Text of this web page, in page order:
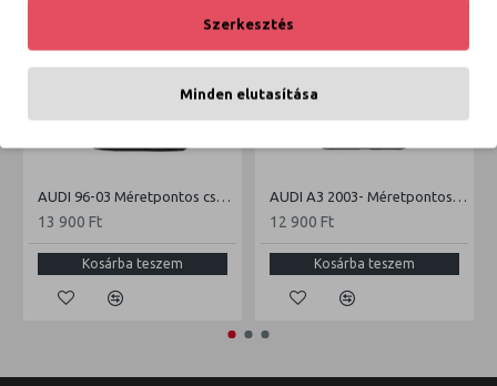
AUDI 96-03 Méretpontos csomagtértálca
13 900 Ft
Kosárba teszem
AUDI A3 2003- Méretpontos csomagtértálca
12 900 Ft
Kosárba teszem
Szerkesztés
Minden elutasítása